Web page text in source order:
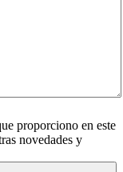
proporciono en este
novedades y